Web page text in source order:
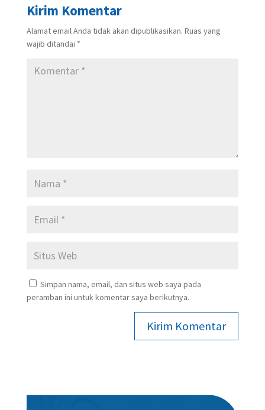
Kirim Komentar
Alamat email Anda tidak akan dipublikasikan. Ruas yang
wajib ditandai *
Simpan nama, email, dan situs web saya pada
peramban ini untuk komentar saya berikutnya.
Kirim Komentar